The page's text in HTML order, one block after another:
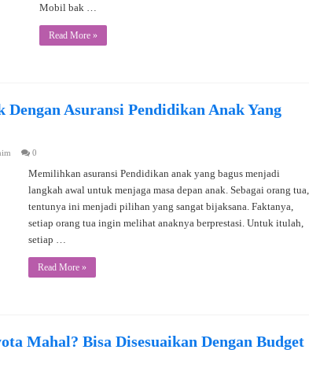
Mobil bak …
Read More »
Dengan Asuransi Pendidikan Anak Yang
0
Memilihkan asuransi Pendidikan anak yang bagus menjadi
langkah awal untuk menjaga masa depan anak. Sebagai orang tua,
tentunya ini menjadi pilihan yang sangat bijaksana. Faktanya,
setiap orang tua ingin melihat anaknya berprestasi. Untuk itulah,
setiap …
Read More »
Mahal? Bisa Disesuaikan Dengan Budget